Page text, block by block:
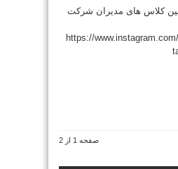
کلاس های مدیران شرکت
https://
صفحه 1 از 2